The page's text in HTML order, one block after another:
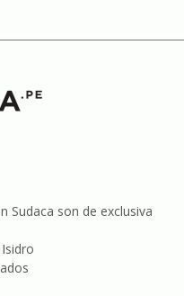
Sudaca son de exclusiva